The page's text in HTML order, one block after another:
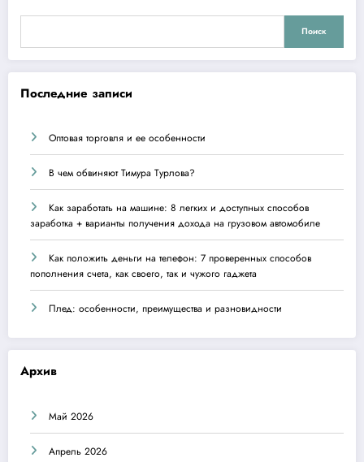
Поиск
Последние записи
Оптовая торговля и ее особенности
В чем обвиняют Тимура Турлова?
Как заработать на машине: 8 легких и доступных способов
заработка + варианты получения дохода на грузовом автомобиле
Как положить деньги на телефон: 7 проверенных способов
пополнения счета, как своего, так и чужого гаджета
Плед: особенности, преимущества и разновидности
Архив
Май 2026
Апрель 2026